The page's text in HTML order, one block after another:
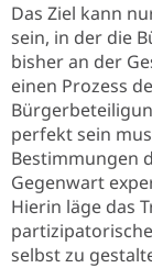
Das Ziel kann
sein, in der die
bisher an der
einen Prozess
perfekt sein
Bestimmungen
Gegenwart
Hierin läge das
selbst zu